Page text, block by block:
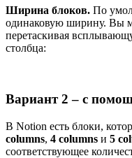
Ширина блоков. По
одинаковую ширину. Вы
перетаскивая
столбца:
Вариант 2 – с
В Notion есть блоки,
columns, 4 columns и 5
соответствующее